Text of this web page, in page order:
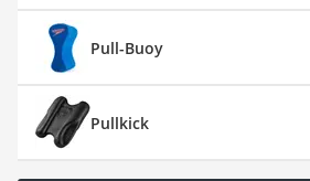
Pull-Buoy
Pullkick